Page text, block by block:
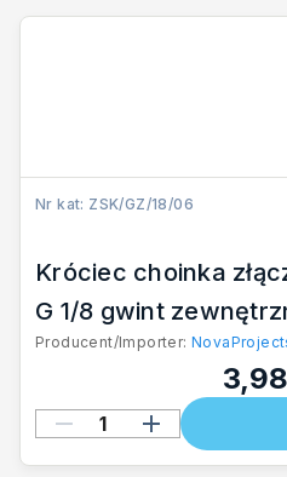
Nr kat: ZSK/GZ/18/06
Króciec choinka
G 1/8 gwint
Producent/Importer: